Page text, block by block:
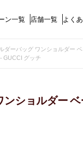
ン一覧 店舗一覧
よく
ダーバッグ ワンショルダー
GUCCI グッチ
ショルダー ベ